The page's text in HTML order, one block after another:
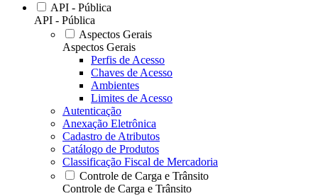
API - Pública
API - Pública
Aspectos Gerais
Aspectos Gerais
Perfis de Acesso
Chaves de Acesso
Ambientes
Limites de Acesso
Autenticação
Anexação Eletrônica
Cadastro de Atributos
Catálogo de Produtos
Classificação Fiscal de Mercadoria
Controle de Carga e Trânsito
Controle de Carga e Trânsito